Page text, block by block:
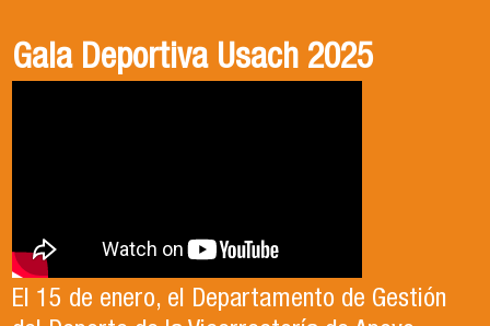
Gala Deportiva Usach 2025
El 15 de enero, el Departamento de Gestión
Usach en el Territorio, capítulo 2
En este segundo capítulo conoceremos el
Candidatura Director de Escuela